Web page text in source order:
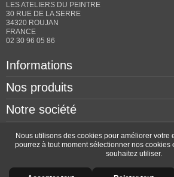
LES ATELIERS DU PEINTRE
30 RUE DE LA SERRE
34320 ROUJAN
FRANCE
02 30 96 05 86
Informations
Nos produits
Notre société
Contactez-nous
Copyright © 2026 - Design by
Nous utilisons des cookies pour améliorer votre
pourrez à tout moment sélectionner nos cookies
souhaitez utiliser.